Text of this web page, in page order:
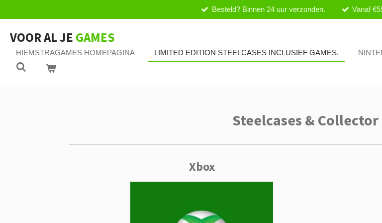
direct
naar
de
hoofdinhoud
Besteld? Binnen 24 uur verzonden. Vanaf
VOOR AL JE GAMES
HIEMSTRAGAMES HOMEPAGINA LIMITED EDITION STEELCASES INCLUSIEF GAMES.
Steelcases &
Xbox